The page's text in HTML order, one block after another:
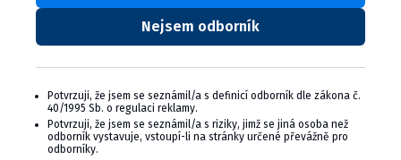
Exkluzívne produkty a služby
Jedinečné bonusy
webové semináre a ďalšie
Chcem sa pripojiť
Ďalšie informácie o programe PLUS
Nejsem odborník
Potvrzuji, že jsem se seznámil/a s definicí odborník dle zákona č.
40/1995 Sb. o regulaci reklamy.
Potvrzuji, že jsem se seznámil/a s riziky, jimž se jiná osoba než
odborník vystavuje, vstoupí-li na stránky určené převážně pro
odborníky.